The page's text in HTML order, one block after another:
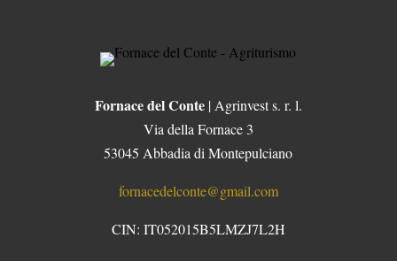
Fornace del Conte| Agrinvest s. r. l.
Via della Fornace 3
53045 Abbadia di Montepulciano
fornacedelconte@gmail.com
CIN: IT052015B5LMZJ7L2H